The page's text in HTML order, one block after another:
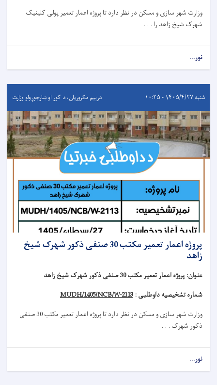
وزارت شهر سازی و مسکن در نظر دارد تاپروژه اعمار تعمیرپولی کلینیک
شهرک شیخ زاهد را . . .
نور...
شنبه ۱۴۰۵/۴/۲۷ - ۱۰:۲۵ درېيم مکروریان، د کور او ښارجوړولو وزارت
پروژه اعمار تعمیر مکتب 30 صنفی ذکور شهرک شیخ
زاهد
عنوان: پروژه اعمار تعمیر مکتب 30 صنفی ذکور شهرک شیخ زاهد
شماره تشخیصیه داوطلبی : MUDH/1405/NCB/W-2113
وزارت شهر سازی و مسکن در نظر دارد تاپروژه
اعمار تعمیر مکتب 30 صنفی
ذکور شهرک . . .
نور...